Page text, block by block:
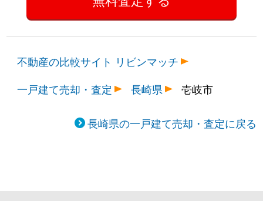
不動産の比較サイト リビンマッチ
一戸建て売却・査定
長崎県 壱岐市
長崎県の一戸建て売却・査定に戻る